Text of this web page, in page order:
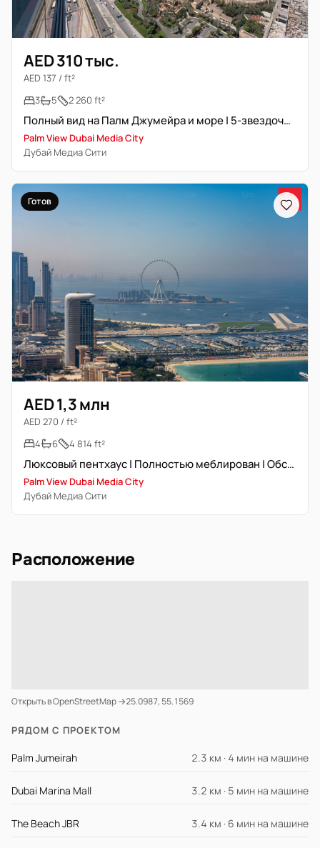
AED 310 тыс.
AED 137 / ft²
3
5 2 260 ft²
Полный вид на Палм Джумейра и море | 5-звездочный отельный сервис
Palm View Dubai Media City
Дубай Медиа Сити
Готов
AED 1,3 млн
AED 270 / ft²
4
6 4 814 ft²
Люксовый пентхаус | Полностью меблирован | Обслуживаемый
Palm View Dubai Media City
Дубай Медиа Сити
Расположение
Открыть в OpenStreetMap →25.0987, 55.1569
РЯДОМ С ПРОЕКТОМ
Palm Jumeirah 2.3 км · 4 мин на машине
Dubai Marina Mall 3.2 км · 5 мин на машине
The Beach JBR 3.4 км · 6 мин на машине